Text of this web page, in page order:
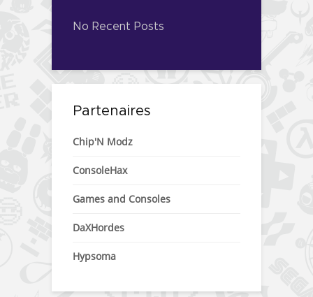
No Recent Posts
Partenaires
Chip'N Modz
ConsoleHax
Games and Consoles
DaXHordes
Hypsoma